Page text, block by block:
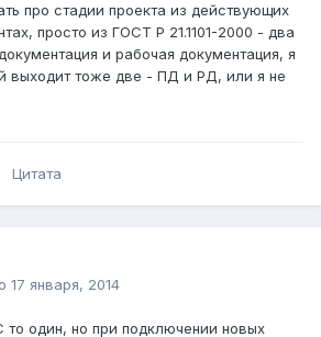
про стадии проекта из действующих
просто из ГОСТ Р 21.1101-2000 - два
и рабочая документация, я
выходит тоже две - ПД и РД, или я не
Цитата
17 января, 2014
один, но при подключении новых